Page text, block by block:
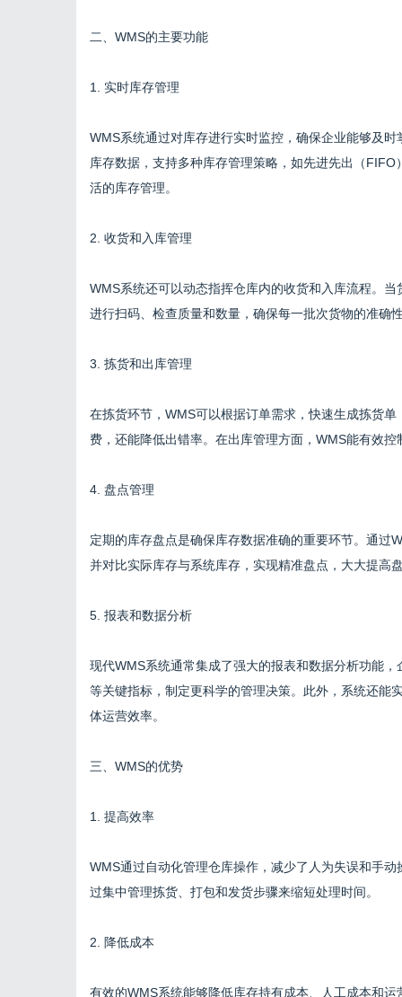
二、WMS的主要功能
1. 实时库存管理
WMS系统通过对库存进行实时监控，确保企业能够及
库存数据，支持多种库存管理策略，如先进先出（
活的库存管理。
2. 收货和入库管理
WMS系统还可以动态指挥仓库内的收货和入库流程。
进行扫码、检查质量和数量，确保每一批次货物的准确
3. 拣货和出库管理
在拣货环节，WMS可以根据订单需求，快速生成拣货
费，还能降低出错率。在出库管理方面，WMS能有效
4. 盘点管理
定期的库存盘点是确保库存数据准确的重要环节。通过
并对比实际库存与系统库存，实现精准盘点，大大提高
5. 报表和数据分析
现代WMS系统通常集成了强大的报表和数据分析功能
等关键指标，制定更科学的管理决策。此外，系统还能
体运营效率。
三、WMS的优势
1. 提高效率
WMS通过自动化管理仓库操作，减少了人为失误和手
过集中管理拣货、打包和发货步骤来缩短处理时间。
2. 降低成本
有效的WMS系统能够降低库存持有成本、人工成本和